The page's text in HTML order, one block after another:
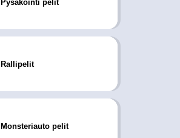
Pysäköinti pelit
Rallipelit
Monsteriauto pelit